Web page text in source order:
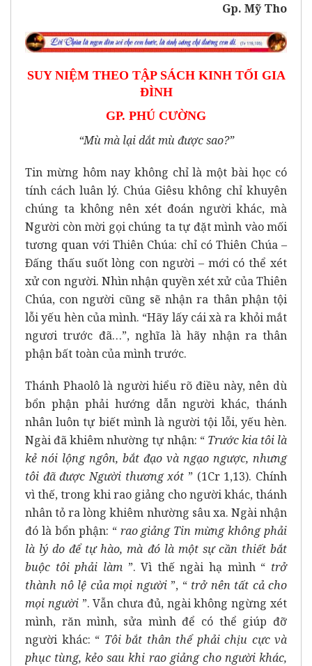
Gp. Mỹ Tho
SUY NIỆM THEO TẬP SÁCH KINH TỐI GIA
ĐÌNH
GP. PHÚ CƯỜNG
“Mù mà lại dắt mù được sao?”
Tin mừng hôm nay không chỉ là một bài học có
tính cách luân lý. Chúa Giêsu không chỉ khuyên
chúng ta không nên xét đoán người khác, mà
Người còn mời gọi chúng ta tự đặt mình vào mối
tương quan với Thiên Chúa: chỉ có Thiên Chúa –
Ðấng thấu suốt lòng con người – mới có thể xét
xử con người. Nhìn nhận quyền xét xử của Thiên
Chúa, con người cũng sẽ nhận ra thân phận tội
lỗi yếu hèn của mình. “Hãy lấy cái xà ra khỏi mắt
ngươi trước đã…”, nghĩa là hãy nhận ra thân
phận bất toàn của mình trước.
Thánh Phaolô là người hiểu rõ điều này, nên dù
bổn phận phải hướng dẫn người khác, thánh
nhân luôn tự biết mình là người tội lỗi, yếu hèn.
Ngài đã khiêm nhường tự nhận: “ Trước kia tôi là
kẻ nói lộng ngôn, bắt đạo và ngạo ngược, nhưng
tôi đã được Người thương xót ” (1Cr 1,13). Chính
vì thế, trong khi rao giảng cho người khác, thánh
nhân tỏ ra lòng khiêm nhường sâu xa. Ngài nhận
đó là bổn phận: “ rao giảng Tin mừng không phải
là lý do để tự hào, mà đó là một sự cần thiết bắt
buộc tôi phải làm ”. Vì thế ngài hạ mình “ trở
thành nô lệ của mọi người ”, “ trở nên tất cả cho
mọi người ”. Vẫn chưa đủ, ngài không ngừng xét
mình, răn mình, sửa mình để có thể giúp đỡ
người khác: “ Tôi bắt thân thể phải chịu cực và
phục tùng, kẻo sau khi rao giảng cho người khác,